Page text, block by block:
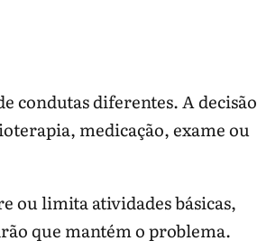
falta de ar, perda de
de ar ou sintomas que sobem
Vitamina B12
condutas diferentes. A decisão
medicação, exame ou
ou limita atividades básicas,
que mantém o problema.